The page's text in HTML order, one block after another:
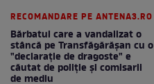
RECOMANDARE PE ANTENA3.RO
Bărbatul care a vandalizat o
stâncă pe Transfăgărășan cu o
"declaraţie de dragoste" e
căutat de poliție și comisarii
de mediu